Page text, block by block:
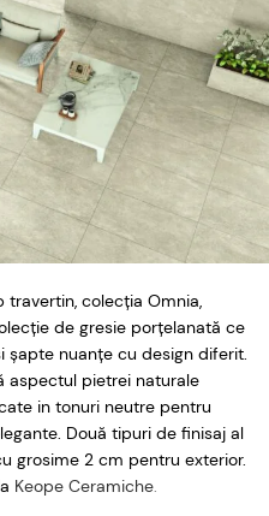
colecția Omnia,
de gresie porțelanată ce
șapte nuanțe cu design diferit.
aspectul pietrei naturale
in tonuri neutre pentru
Două tipuri de finisaj al
grosime 2 cm pentru exterior.
Keope Ceramiche.